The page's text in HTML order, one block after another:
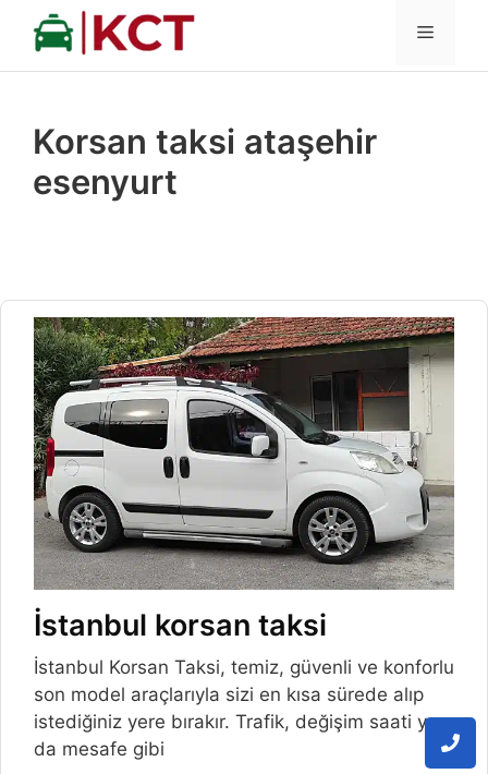
İçeriğe
MENÜ
Korsan taksi ataşehir
esenyurt
İstanbul korsan taksi
İstanbul Korsan Taksi, temiz, güvenli ve konforlu
son model araçlarıyla sizi en kısa sürede alıp
istediğiniz yere bırakır. Trafik, değişim saati ya
da mesafe gibi